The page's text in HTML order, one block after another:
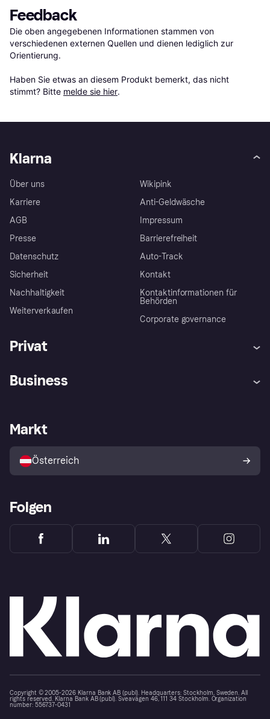
Feedback
Die oben angegebenen Informationen stammen von
verschiedenen externen Quellen und dienen lediglich zur
Orientierung.
Haben Sie etwas an diesem Produkt bemerkt, das nicht
stimmt? Bitte melde sie hier.
Klarna
Über uns
Karriere
AGB
Presse
Datenschutz
Sicherheit
Nachhaltigkeit
Weiterverkaufen
Wikipink
Anti-Geldwäsche
Impressum
Barrierefreiheit
Auto-Track
Kontakt
Kontaktinformationen für
Behörden
Corporate governance
Privat
Shops entdecken
Business
Händlerportal
Markt
Österreich
Folgen
Copyright © 2005-2026 Klarna Bank AB (publ). Headquarters: Stockholm, Sweden. All
rights reserved. Klarna Bank AB (publ). Sveavägen 46, 111 34 Stockholm. Organization
number: 556737-0431